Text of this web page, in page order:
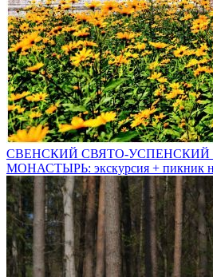
СВЕНСКИЙ СВЯТО-
МОНАСТЫРЬ: экскурсия + пикник